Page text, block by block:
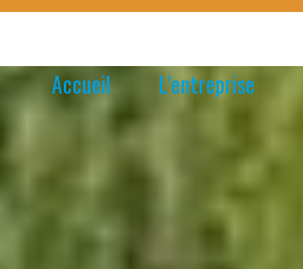
Accueil L’entreprise